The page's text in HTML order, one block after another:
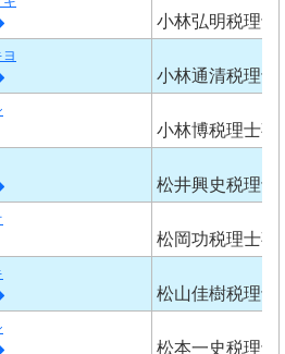
小林弘明税理士
小林通清税理士
小林博税理士事
松井興史税理士
松岡功税理士事
松山佳樹税理士
松本一史税理士